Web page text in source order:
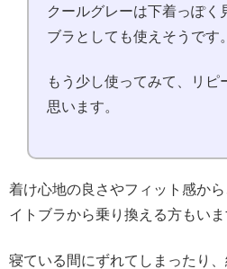
クールグレーは下着っぽく
ブラとしても使えそうです。
もう少し使ってみて、リピ
思います。
着け心地の良さやフィット感か
イトブラから乗り換える方もいま
寝ている間にずれてしまったり